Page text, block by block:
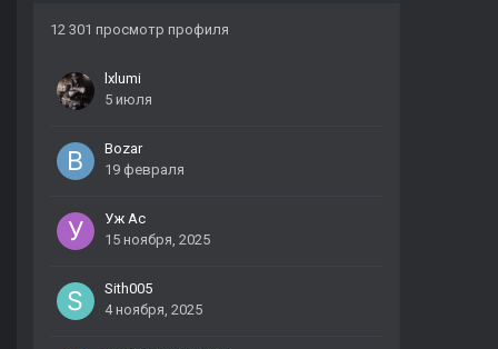
12 301 просмотр профиля
lxlumi
5 июля
Bozar
19 февраля
Уж Ас
15 ноября, 2025
Sith005
4 ноября, 2025